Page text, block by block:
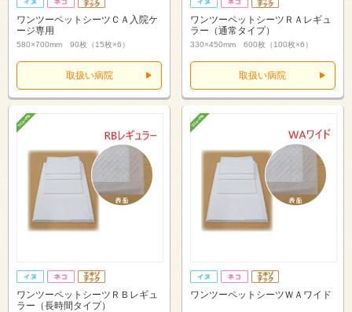
ワンツーペットシーツＣＡ入院ケ
ージ専用
580×700mm 90枚（15枚×6）
取扱い病院
ワンツーペットシーツＲＡレギュ
ラー（通常タイプ）
330×450mm 600枚（100枚×6）
取扱い病院
ワンツーペットシーツＲＢレギュ
ラー（長時間タイプ）
ワンツーペットシーツＷＡワイド